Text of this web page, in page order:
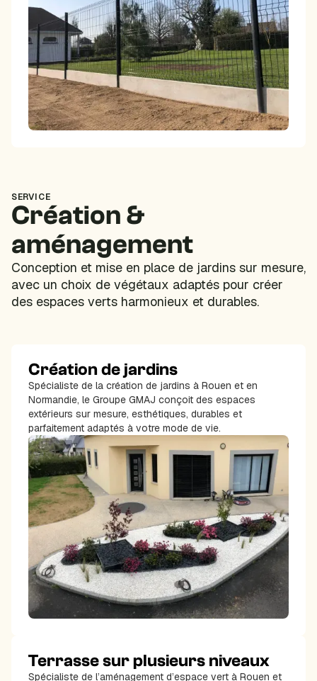
SERVICE
Création &
aménagement
Conception et mise en place de jardins sur mesure,
avec un choix de végétaux adaptés pour créer
des espaces verts harmonieux et durables.
Création de jardins
Spécialiste de la création de jardins à Rouen et en
Normandie, le Groupe GMAJ conçoit des espaces
extérieurs sur mesure, esthétiques, durables et
parfaitement adaptés à votre mode de vie.
Terrasse sur plusieurs niveaux
Spécialiste de l’aménagement d’espace vert à Rouen et